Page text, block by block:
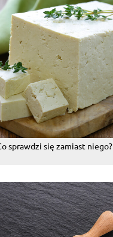
sprawdzi się zamiast niego?